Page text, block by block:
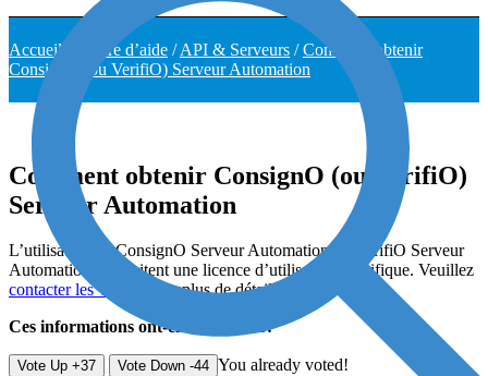
Accueil Centre d’aide /API & Serveurs /Comment obtenir
ConsignO (ou VerifiO) Serveur Automation
Comment obtenir ConsignO (ou VerifiO)
Serveur Automation
L’utilisation de ConsignO Serveur Automation ou VerifiO Serveur
Automation nécessitent une licence d’utilisation spécifique. Veuillez
contacter les ventes
pour plus de détails.
Ces informations ont-elles été utiles?
Vote Up +37 Vote Down -44 You already voted!